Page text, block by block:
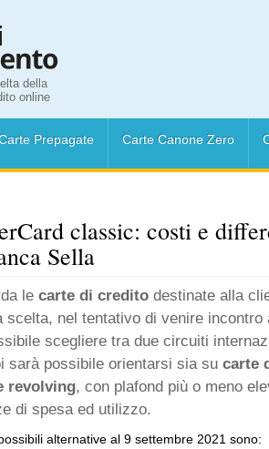
della
online
Prepagate Carte Canone Zero
classic: costi e
Sella
le carte di credito destinate alla
scelta, nel tentativo di venire
scegliere tra due circuiti
sarà possibile orientarsi sia su carte
revolving, con plafond più o meno
di spesa ed utilizzo.
alternative al 9 settembre 2021 sono: